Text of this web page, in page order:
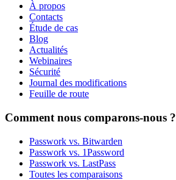
À propos
Contacts
Étude de cas
Blog
Actualités
Webinaires
Sécurité
Journal des modifications
Feuille de route
Comment nous comparons-nous ?
Passwork vs. Bitwarden
Passwork vs. 1Password
Passwork vs. LastPass
Toutes les comparaisons